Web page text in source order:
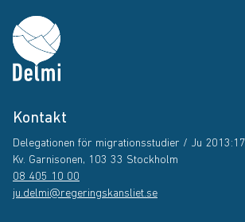
Kontakt
Delegationen för migrationsstudier / Ju 2013:17
Kv. Garnisonen, 103 33 Stockholm
08 405 10 00
ju.delmi@regeringskansliet.se